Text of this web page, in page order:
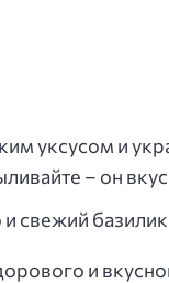
уксусом и
– он
свежий
и